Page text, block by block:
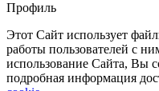
Профиль
Этот Сайт использует
работы пользователей с
использование Сайта, Вы
подробная информация